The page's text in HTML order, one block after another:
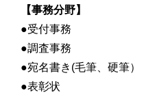
【事務分野】
●受付事務
●調査事務
●宛名書き(毛筆、硬筆）
●表彰状